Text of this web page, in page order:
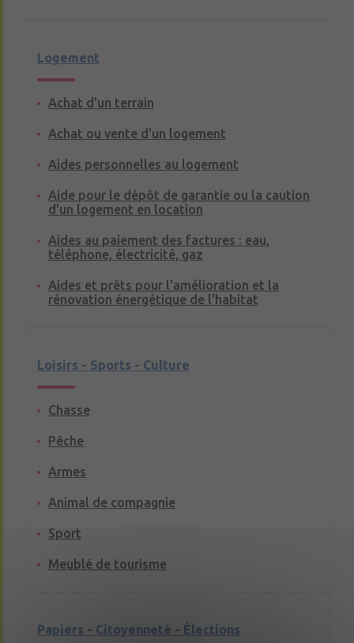
Logement
Achat d'un terrain
Achat ou vente d'un logement
Aides personnelles au logement
Aide pour le dépôt de garantie ou la caution
d'un logement en location
Aides au paiement des factures : eau,
téléphone, électricité, gaz
Aides et prêts pour l'amélioration et la
rénovation énergétique de l'habitat
Loisirs - Sports - Culture
Chasse
Pêche
Armes
Animal de compagnie
Sport
Meublé de tourisme
Papiers - Citoyenneté - Élections